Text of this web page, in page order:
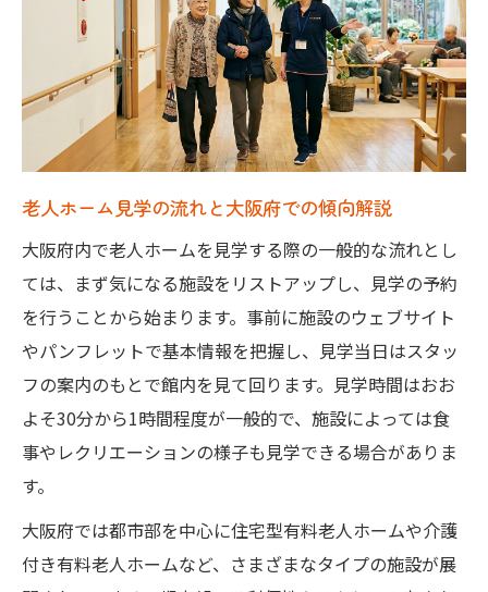
老人ホーム施設見学で失敗しない事前準備
法
見学時に確認したい老人ホームの重要ポイ
ント
大阪府の老人ホーム選びで注意すべき点と
プ
老人ホーム選びに役立つ現地チェックポイント
老人ホーム見学でのチェックリストを活用
しよう
清掃状況やスタッフ対応で老人ホームを判
断
意義
実際の入居者の表情や雰囲気を見逃さない
老人ホーム見学の流れと大阪府での傾向解説
大阪府内で老人ホームを見学する際の一般的な流れとし
ては、まず気になる施設をリストアップし、見学の予約
を行うことから始まります。事前に施設のウェブサイト
やパンフレットで基本情報を把握し、見学当日はスタッ
フの案内のもとで館内を見て回ります。見学時間はおお
よそ30分から1時間程度が一般的で、施設によっては食
事やレクリエーションの様子も見学できる場合がありま
す。
大阪府では都市部を中心に住宅型有料老人ホームや介護
付き有料老人ホームなど、さまざまなタイプの施設が展